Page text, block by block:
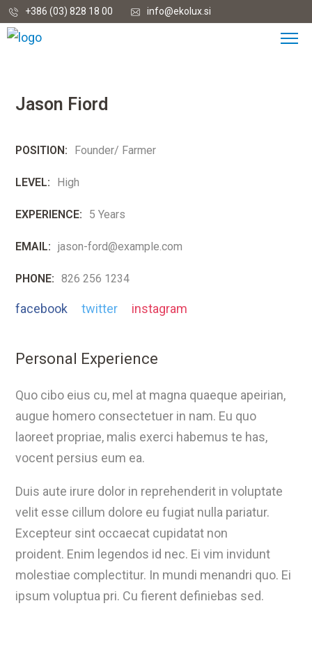
+386 (03) 828 18 00 info@ekolux.si
Jason Fiord
POSITION: Founder/ Farmer
LEVEL: High
EXPERIENCE: 5 Years
EMAIL: jason-ford@example.com
PHONE: 826 256 1234
facebook twitter instagram
Personal Experience
Quo cibo eius cu, mel at magna quaeque apeirian,
augue homero consectetuer in nam. Eu quo
laoreet propriae, malis exerci habemus te has,
vocent persius eum ea.
Duis aute irure dolor in reprehenderit in voluptate
velit esse cillum dolore eu fugiat nulla pariatur.
Excepteur sint occaecat cupidatat non
proident. Enim legendos id nec. Ei vim invidunt
molestiae complectitur. In mundi menandri quo. Ei
ipsum voluptua pri. Cu fierent definiebas sed.